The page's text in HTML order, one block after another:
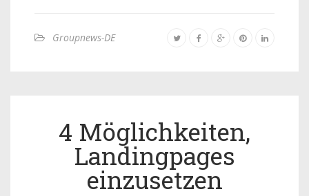
Groupnews-DE
4 Möglichkeiten,
Landingpages
einzusetzen